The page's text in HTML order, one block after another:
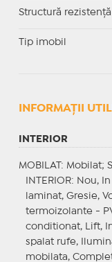
Structură rezistență
Tip imobil
INFORMAŢII
INTERIOR
MOBILAT : Mobilat;
INTERIOR: Nou,
laminat, Gresie,
termoizolante -
conditionat, Lift,
spalat rufe,
mobilata,